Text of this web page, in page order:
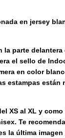
en jersey
la parte
el sello de
en color
estampas están
XS al XL y
Te
la última